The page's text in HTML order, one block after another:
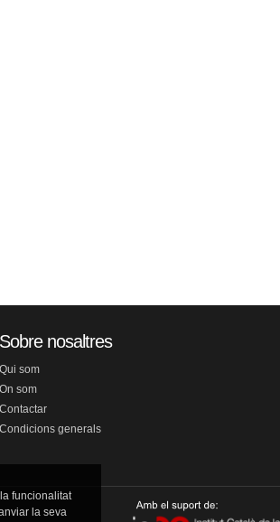
Sobre nosaltres
Qui som
On som
Contactar
Condicions generals
funcionalitat
la seva